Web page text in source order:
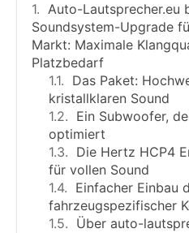
Auto-Lautsprecher.eu
Soundsystem-Upgrade
Markt: Maximale
Platzbedarf
Das Paket:
kristallklaren Sound
Ein Subwoofer,
optimiert
Die Hertz HCP4
für vollen Sound
Einfacher Einbau
fahrzeugspezifischer
Über auto-